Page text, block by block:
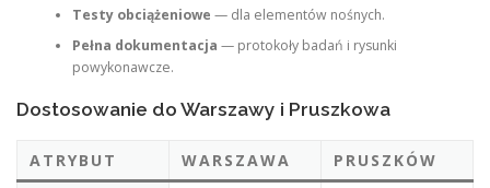
Testy obciążeniowe — dla elementów nośnych.
Pełna dokumentacja — protokoły badań i rysunki
powykonawcze.
Dostosowanie do Warszawy i Pruszkowa
ATRYBUT WARSZAWA PRUSZKÓW